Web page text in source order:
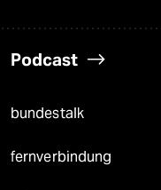
Podcast
bundestalk
fernverbindung